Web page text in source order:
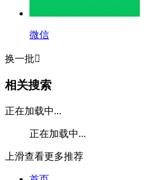
微信
换一批
相关搜索
正在加载中...
正在加载中...
上滑查看更多推荐